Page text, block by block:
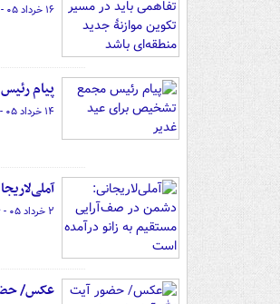
۱۶ خرداد ۰۵ - ۱۶:۱۶
پیام
۱۴ خرداد ۰۵ - ۱۶:۵۴
۲ خرداد ۰۵ - ۰۹:۴۶
عکس/